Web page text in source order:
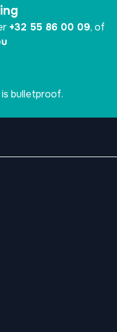
+32 55 86 00 09, of
bulletproof.